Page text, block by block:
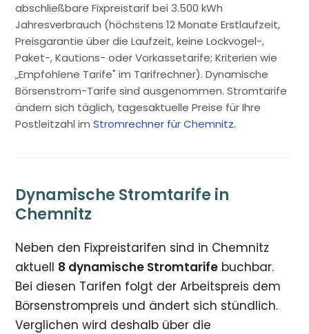
abschließbare Fixpreistarif bei 3.500 kWh
Jahresverbrauch (höchstens 12 Monate Erstlaufzeit,
Preisgarantie über die Laufzeit, keine Lockvogel-,
Paket-, Kautions- oder Vorkassetarife; Kriterien wie
„Empfohlene Tarife" im Tarifrechner). Dynamische
Börsenstrom-Tarife sind ausgenommen. Stromtarife
ändern sich täglich, tagesaktuelle Preise für Ihre
Postleitzahl imStromrechner für Chemnitz.
Dynamische Stromtarife in
Chemnitz
Neben den Fixpreistarifen sind in Chemnitz
aktuell 8 dynamische Stromtarife buchbar.
Bei diesen Tarifen folgt der Arbeitspreis dem
Börsenstrompreis und ändert sich stündlich.
Verglichen wird deshalb über die